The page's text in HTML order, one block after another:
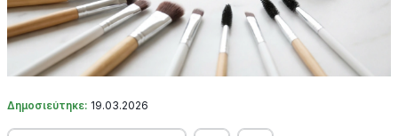
Δημοσιεύτηκε: 19.03.2026